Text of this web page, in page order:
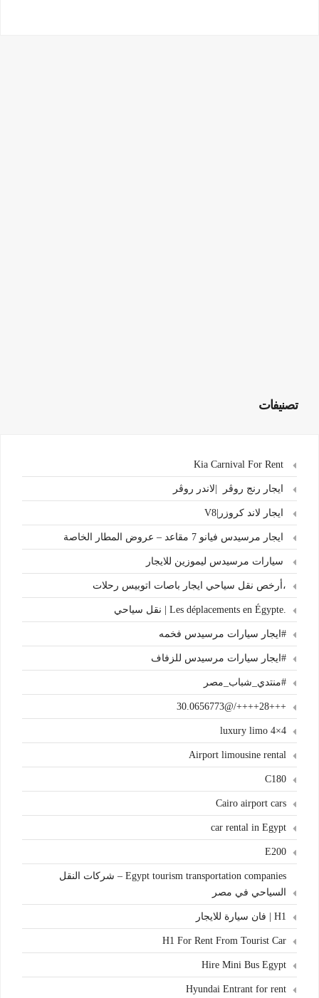
تصنيفات
ايجار رنج روڤر |لاندر روڤر
ايجار لاند كروزر|V8
ايجار مرسيدس فيانو 7 مقاعد – عروض المطار الخاصة
سيارات مرسيدس ليموزين للايجار
،أرخص نقل سياحي ايجار باصات اتوبيس رحلات
.Les déplacements en Égypte | نقل سياحي
#ايجار سيارات مرسيدس فخمه
#ايجار سيارات مرسيدس للزفاف
#منتدي_شباب_مصر
+++28++++/@30.0656773
4×4 luxury limo
Airport limousine rental
C180
Cairo airport cars
car rental in Egypt
E200
Egypt tourism transportation companies – شركات النقل
السياحي في مصر
H1 | فان سيارة للايجار
H1 For Rent From Tourist Car
Hire Mini Bus Egypt
Hyundai Entrant for rent